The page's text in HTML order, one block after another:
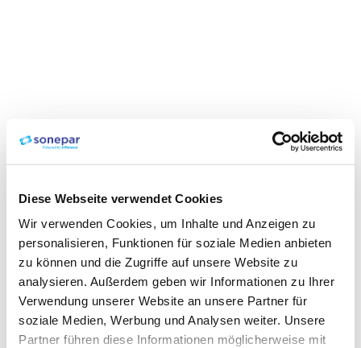
Diese Webseite verwendet Cookies
Wir verwenden Cookies, um Inhalte und Anzeigen zu
personalisieren, Funktionen für soziale Medien anbieten
zu können und die Zugriffe auf unsere Website zu
analysieren. Außerdem geben wir Informationen zu Ihrer
Verwendung unserer Website an unsere Partner für
soziale Medien, Werbung und Analysen weiter. Unsere
Partner führen diese Informationen möglicherweise mit